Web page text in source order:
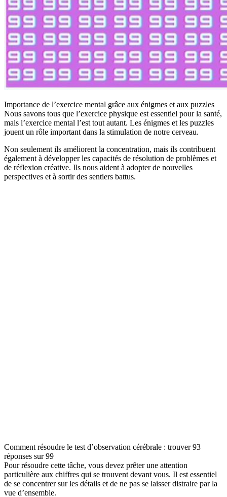
Importance de l’exercice mental grâce aux énigmes et aux puzzles
Nous savons tous que l’exercice physique est essentiel pour la santé,
mais l’exercice mental l’est tout autant. Les énigmes et les puzzles
jouent un rôle important dans la stimulation de notre cerveau.
Non seulement ils améliorent la concentration, mais ils contribuent
également à développer les capacités de résolution de problèmes et
de réflexion créative. Ils nous aident à adopter de nouvelles
perspectives et à sortir des sentiers battus.
Comment résoudre le test d’observation cérébrale : trouver 93
réponses sur 99
Pour résoudre cette tâche, vous devez prêter une attention
particulière aux chiffres qui se trouvent devant vous. Il est essentiel
de se concentrer sur les détails et de ne pas se laisser distraire par la
vue d’ensemble.